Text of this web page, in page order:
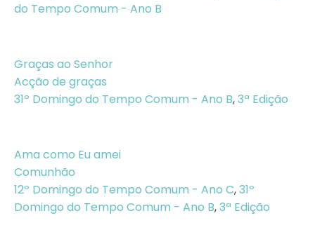
do Tempo Comum - Ano B
Graças ao Senhor
Acção de graças
31º Domingo do Tempo Comum - Ano B,3ª Edição
Ama como Eu amei
Comunhão
12º Domingo do Tempo Comum - Ano C,31º
Domingo do Tempo Comum - Ano B,3ª Edição